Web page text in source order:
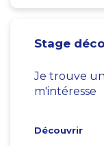
Stage
Je trouve
m'intéresse
Découvrir